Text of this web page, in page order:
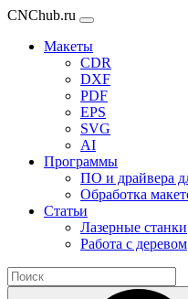
CNChub.ru
Макеты
CDR
DXF
PDF
EPS
SVG
AI
Программы
ПО и драйвера
Обработка
Статьи
Лазерные станки
Работа с деревом